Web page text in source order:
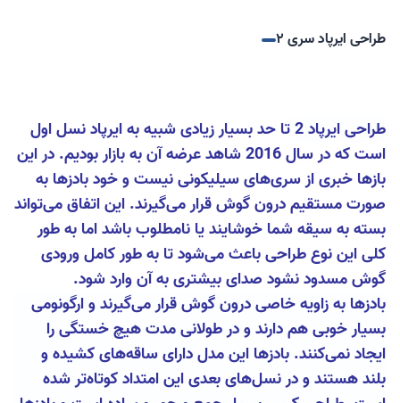
طراحی ایرپاد سری ۲
طراحی ایرپاد 2
تا حد بسیار زیادی شبیه به ایرپاد نسل اول
است که در سال 2016 شاهد عرضه آن به بازار بودیم. در این
بازها خبری از سری‌های سیلیکونی نیست و خود بادزها به
صورت مستقیم درون گوش قرار می‌گیرند. این اتفاق می‌تواند
بسته به سیقه شما خوشایند یا نامطلوب باشد اما به طور
کلی این نوع طراحی باعث می‌شود تا به طور کامل ورودی
گوش مسدود نشود صدای بیشتری به آن وارد شود.
بادزها به زاویه خاصی درون گوش قرار می‌گیرند و ارگونومی
بسیار خوبی هم دارند و در طولانی مدت هیچ خستگی را
ایجاد نمی‌کنند. بادزها این مدل دارای ساقه‌های کشیده و
بلند هستند و در نسل‌های بعدی این امتداد کوتاه‌تر شده